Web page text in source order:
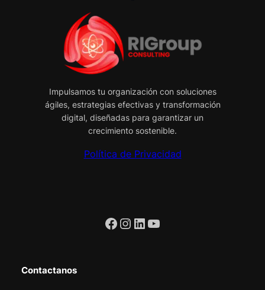
Impulsamos tu organización con soluciones
ágiles, estrategias efectivas y transformación
digital, diseñadas para garantizar un
crecimiento sostenible.
Política de Privacidad
Facebook Instagram LinkedIn YouTube
Contactanos